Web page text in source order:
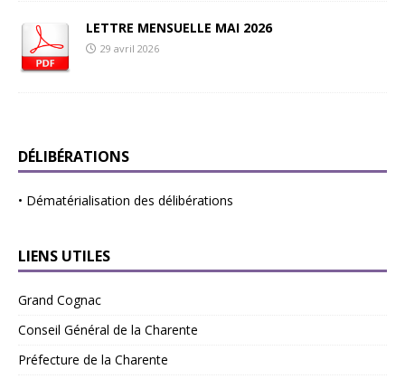
LETTRE MENSUELLE MAI 2026
29 avril 2026
DÉLIBÉRATIONS
• Dématérialisation des délibérations
LIENS UTILES
Grand Cognac
Conseil Général de la Charente
Préfecture de la Charente